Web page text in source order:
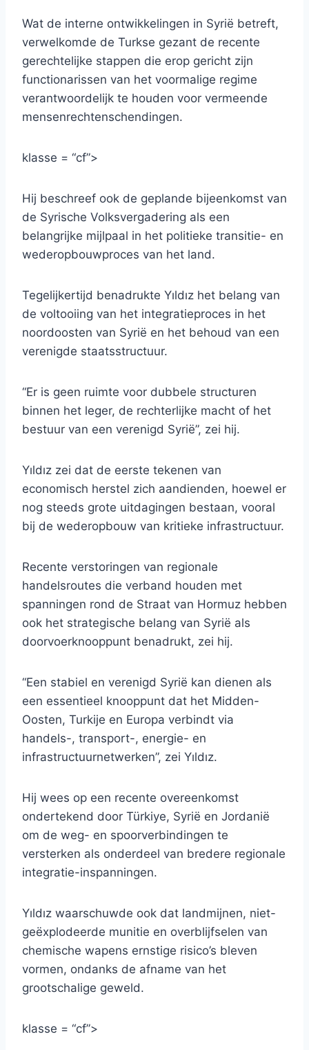
Wat de interne ontwikkelingen in Syrië betreft,
verwelkomde de Turkse gezant de recente
gerechtelijke stappen die erop gericht zijn
functionarissen van het voormalige regime
verantwoordelijk te houden voor vermeende
mensenrechtenschendingen.
klasse = “cf”>
Hij beschreef ook de geplande bijeenkomst van
de Syrische Volksvergadering als een
belangrijke mijlpaal in het politieke transitie- en
wederopbouwproces van het land.
Tegelijkertijd benadrukte Yıldız het belang van
de voltooiing van het integratieproces in het
noordoosten van Syrië en het behoud van een
verenigde staatsstructuur.
“Er is geen ruimte voor dubbele structuren
binnen het leger, de rechterlijke macht of het
bestuur van een verenigd Syrië”, zei hij.
Yıldız zei dat de eerste tekenen van
economisch herstel zich aandienden, hoewel er
nog steeds grote uitdagingen bestaan, vooral
bij de wederopbouw van kritieke infrastructuur.
Recente verstoringen van regionale
handelsroutes die verband houden met
spanningen rond de Straat van Hormuz hebben
ook het strategische belang van Syrië als
doorvoerknooppunt benadrukt, zei hij.
“Een stabiel en verenigd Syrië kan dienen als
een essentieel knooppunt dat het Midden-
Oosten, Turkije en Europa verbindt via
handels-, transport-, energie- en
infrastructuurnetwerken”, zei Yıldız.
Hij wees op een recente overeenkomst
ondertekend door Türkiye, Syrië en Jordanië
om de weg- en spoorverbindingen te
versterken als onderdeel van bredere regionale
integratie-inspanningen.
Yıldız waarschuwde ook dat landmijnen, niet-
geëxplodeerde munitie en overblijfselen van
chemische wapens ernstige risico’s bleven
vormen, ondanks de afname van het
grootschalige geweld.
klasse = “cf”>